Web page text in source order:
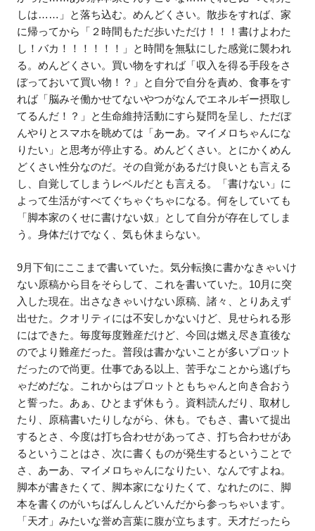
しは……」と落ち込む。めんどくさい。散歩をすれば、家
に帰ってから「２時間もただ歩いただけ！！！書けよわた
し！バカ！！！！！！」と時間を無駄にした感覚に襲われ
る。めんどくさい。買い物をすれば「収入を得る手段をさ
ぼっておいて買い物！？」と自分で自分を責め、食事をす
れば「脳みそ働かせてないやつがなんでエネルギー摂取し
てるんだ！？」と生命維持活動にすら疑問を呈し、ただぼ
んやりとスマホを眺めては「あーあ。マイメロちゃんにな
りたい」と思考が停止する。めんどくさい。とにかくめん
どくさい性分なのだ。その自覚があるだけ良いとも言える
し、自覚してしまうレベルだとも言える。「書けない」に
よって生活がすべてぐちゃぐちゃになる。何をしていても
「脚本家のくせに書けない奴」として自分が存在してしま
う。身体だけでなく、気も休まらない。
9月下旬にここまで書いていた。気分転換に書かなきゃいけ
ない原稿から目をそらして、これを書いていた。10月に突
入した現在。出さなきゃいけない原稿、諸々、とりあえず
出せた。クオリティには不安しかないけど、見せられる形
にはできた。毎度毎度難産だけど、今回は燃え尽き直後な
のでより難産だった。普段は書かないことが多いプロット
だったので尚更。仕事である以上、苦手なことから逃げち
ゃだめだな。これからはプロットともちゃんと向き合おう
と誓った。あぁ、ひとまず休もう。資料読んだり、取材し
たり、原稿書いたりしながら、休も。でもさ、書いて提出
するとさ、今度は打ち合わせがあってさ、打ち合わせがあ
るということはさ、次に書くものが発生するということで
さ、あーあ、マイメロちゃんになりたい、なんですよね。
脚本が書きたくて、脚本家になりたくて、なれたのに、脚
本を書くのがいちばんしんどいんだから参っちゃいます。
「天才」みたいな誉め言葉に腹が立ちます。天才だったら